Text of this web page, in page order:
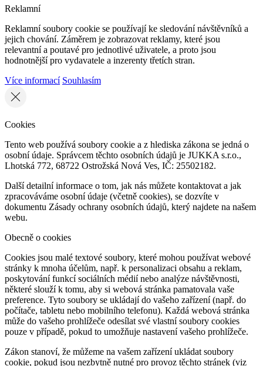
Reklamní
Reklamní soubory cookie se používají ke sledování návštěvníků a
jejich chování. Záměrem je zobrazovat reklamy, které jsou
relevantní a poutavé pro jednotlivé uživatele, a proto jsou
hodnotnější pro vydavatele a inzerenty třetích stran.
Více informací Souhlasím
Cookies
Tento web používá soubory cookie a z hlediska zákona se jedná o
osobní údaje. Správcem těchto osobních údajů je JUKKA s.r.o.,
Lhotská 772, 68722 Ostrožská Nová Ves, IČ: 25502182.
Další detailní informace o tom, jak nás můžete kontaktovat a jak
zpracováváme osobní údaje (včetně cookies), se dozvíte v
dokumentu Zásady ochrany osobních údajů, který najdete na našem
webu.
Obecně o cookies
Cookies jsou malé textové soubory, které mohou používat webové
stránky k mnoha účelům, např. k personalizaci obsahu a reklam,
poskytování funkcí sociálních médií nebo analýze návštěvnosti,
některé slouží k tomu, aby si webová stránka pamatovala vaše
preference. Tyto soubory se ukládají do vašeho zařízení (např. do
počítače, tabletu nebo mobilního telefonu). Každá webová stránka
může do vašeho prohlížeče odesílat své vlastní soubory cookies
pouze v případě, pokud to umožňuje nastavení vašeho prohlížeče.
Zákon stanoví, že můžeme na vašem zařízení ukládat soubory
cookie, pokud jsou nezbytně nutné pro provoz těchto stránek (viz